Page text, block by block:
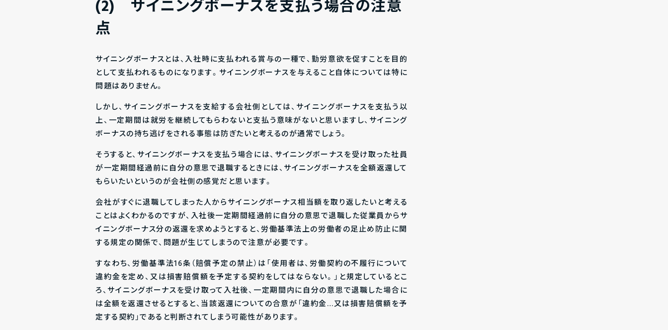
(2) サイニングボーナスを支払う場合の注意
点
サイニングボーナスとは、入社時に支払われる賞与の一種で、勤労意欲を促すことを目的
として支払われるものになります。サイニングボーナスを与えること自体については特に
問題はありません。
しかし、サイニングボーナスを支給する会社側としては、サイニングボーナスを支払う以
上、一定期間は就労を継続してもらわないと支払う意味がないと思いますし、サイニング
ボーナスの持ち逃げをされる事態は防ぎたいと考えるのが通常でしょう。
そうすると、サイニングボーナスを支払う場合には、サイニングボーナスを受け取った社員
が一定期間経過前に自分の意思で退職するときには、サイニングボーナスを全額返還して
もらいたいというのが会社側の感覚だと思います。
会社がすぐに退職してしまった人からサイニングボーナス相当額を取り返したいと考える
ことはよくわかるのですが、入社後一定期間経過前に自分の意思で退職した従業員からサ
イニングボーナス分の返還を求めようとすると、労働基準法上の労働者の足止め防止に関
する規定の関係で、問題が生じてしまうので注意が必要です。
すなわち、労働基準法16条（賠償予定の禁止）は「使用者は、労働契約の不履行について
違約金を定め、又は損害賠償額を予定する契約をしてはならない。」と規定しているとこ
ろ、サイニングボーナスを受け取って入社後、一定期間内に自分の意思で退職した場合に
は全額を返還させるとすると、当該返還についての合意が「違約金…又は損害賠償額を予
定する契約」であると判断されてしまう可能性があります。